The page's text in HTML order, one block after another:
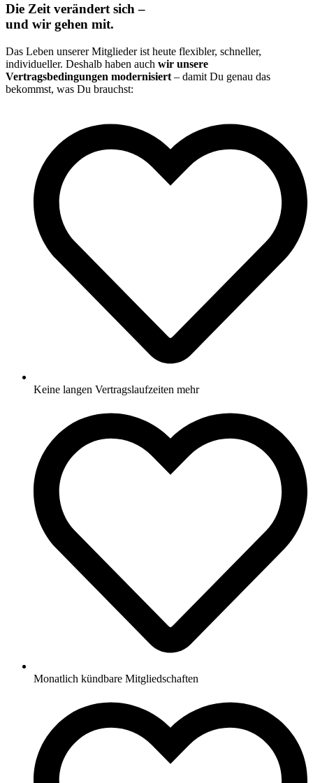
Die Zeit verändert sich –
und wir gehen mit.
Das Leben unserer Mitglieder ist heute flexibler, schneller,
individueller. Deshalb haben auch wir unsere
Vertragsbedingungen modernisiert – damit Du genau das
bekommst, was Du brauchst:
Keine langen Vertragslaufzeiten mehr
Monatlich kündbare Mitgliedschaften